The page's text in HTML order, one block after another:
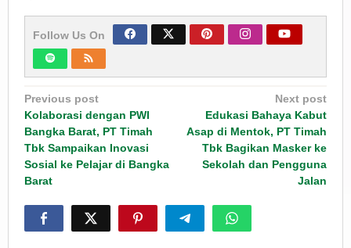
Follow Us On
Post
navigation
Previous post
Kolaborasi dengan PWI
Bangka Barat, PT Timah
Tbk Sampaikan Inovasi
Sosial ke Pelajar di Bangka
Barat
Next post
Edukasi Bahaya Kabut
Asap di Mentok, PT Timah
Tbk Bagikan Masker ke
Sekolah dan Pengguna
Jalan